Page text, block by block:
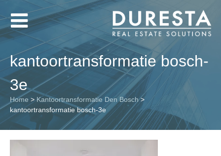
kantoortransformatie bosch-
3e
Home > Kantoortransformatie Den Bosch>
kantoortransformatie bosch-3e